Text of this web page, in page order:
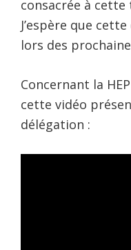
consacrée à
J’espère que
lors des
Concernant la
cette vidéo
délégation :